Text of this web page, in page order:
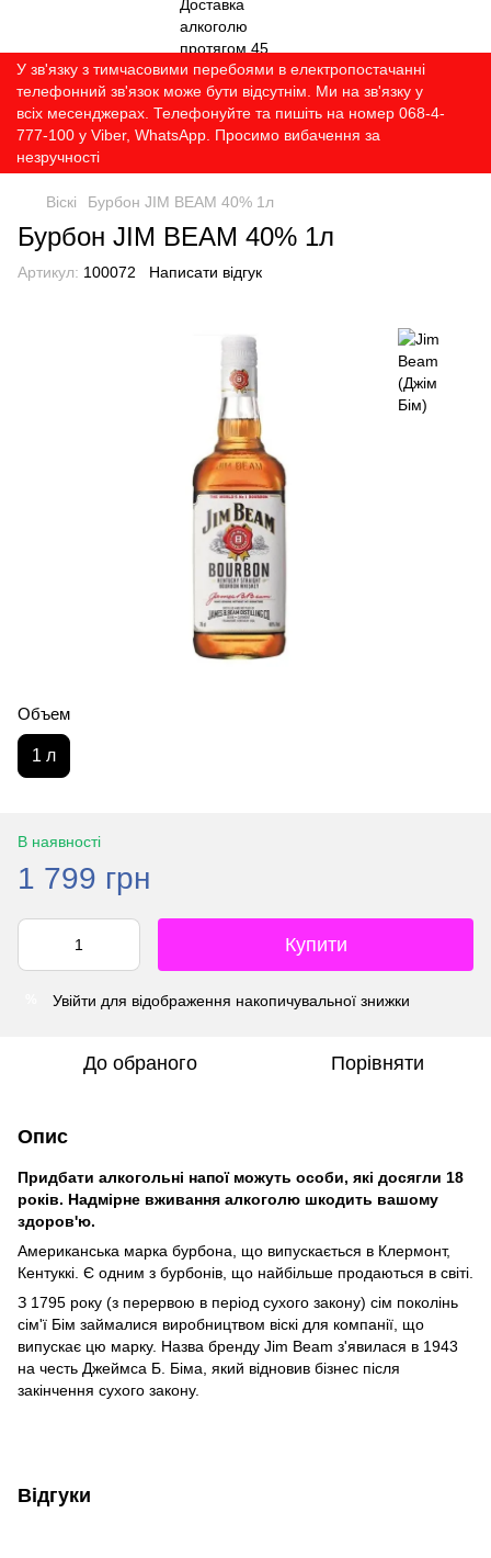
У зв'язку з тимчасовими перебоями в електропостачанні
телефонний зв'язок може бути відсутнім. Ми на зв'язку у
всіх месенджерах. Телефонуйте та пишіть на номер 068-4-
777-100 у Viber, WhatsApp. Просимо вибачення за
незручності
Віскі Бурбон JIM BEAM 40% 1л
Бурбон JIM BEAM 40% 1л
Артикул: 100072 Написати відгук
Объем
1 л
В наявності
1 799 грн
Купити
Увійти для відображення накопичувальної знижки
До обраного Порівняти
Опис
Придбати алкогольні напої можуть особи, які досягли 18
років. Надмірне вживання алкоголю шкодить вашому
здоров'ю.
Американська марка бурбона, що випускається в Клермонт,
Кентуккі. Є одним з бурбонів, що найбільше продаються в світі.
З 1795 року (з перервою в період сухого закону) сім поколінь
сім'ї Бім займалися виробництвом віскі для компанії, що
випускає цю марку. Назва бренду Jim Beam з'явилася в 1943
на честь Джеймса Б. Біма, який відновив бізнес після
закінчення сухого закону.
Відгуки